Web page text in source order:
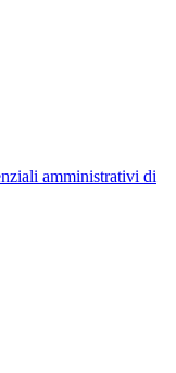
amministrativi di